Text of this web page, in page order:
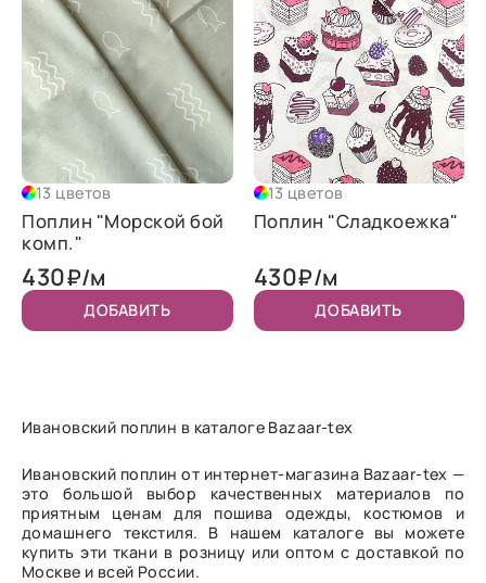
13 цветов
Поплин "Морской бой
комп."
430₽/м
ДОБАВИТЬ
13 цветов
Поплин "Сладкоежка"
430₽/м
ДОБАВИТЬ
Ивановский поплин в каталоге Bazaar-tex
Ивановский поплин от интернет-магазина Bazaar-tex —
это большой выбор качественных материалов по
приятным ценам для пошива одежды, костюмов и
домашнего текстиля. В нашем каталоге вы можете
купить эти ткани в розницу или оптом с доставкой по
Москве и всей России.